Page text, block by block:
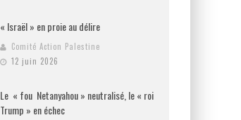
« Israël » en proie au délire
Comité Action Palestine
12 juin 2026
Le « fou Netanyahou » neutralisé, le « roi
Trump » en échec